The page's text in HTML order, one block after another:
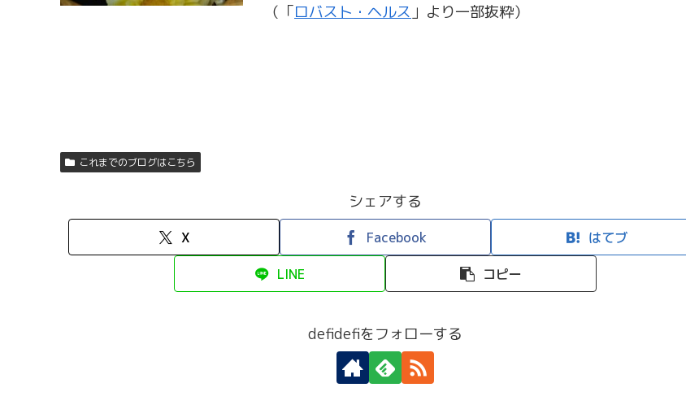
（「ロバスト・ヘルス 」より一部抜粋）
これまでのブログはこちら
シェアする
X Facebook はてブ
LINE コピー
defidefiをフォローする